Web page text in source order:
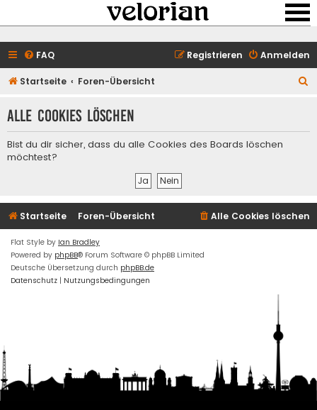
FAQ Anmelden
Registrieren
Startseite Foren-Übersicht
h
Alle Cookies löschen
Bist du dir sicher, dass du alle Cookies des Boards löschen
möchtest?
Startseite Foren-Übersicht Alle Cookies löschen
Flat Style by Ian Bradley
Powered by phpBB® Forum Software © phpBB Limited
Deutsche Übersetzung durch phpBB.de
Datenschutz | Nutzungsbedingungen